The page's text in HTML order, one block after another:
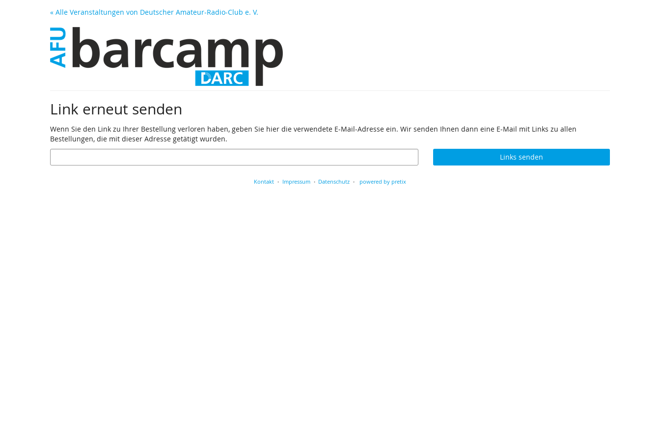
« Alle Veranstaltungen von Deutscher Amateur-Radio-Club e. V.
Link erneut senden
Wenn Sie den Link zu Ihrer Bestellung verloren haben, geben Sie hier die verwendete E-Mail-Adresse ein. Wir senden Ihnen dann eine E-Mail mit Links zu allen
Bestellungen, die mit dieser Adresse getätigt wurden.
E-
Mail
Links senden
Kontakt Impressum Datenschutz powered by pretix